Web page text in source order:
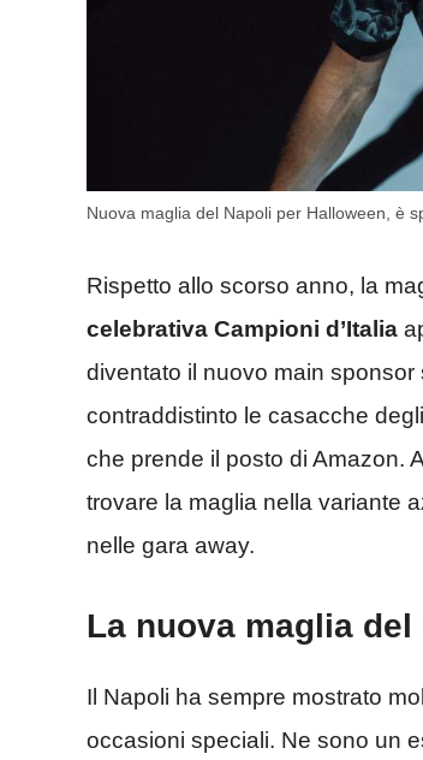
Nuova maglia del Napoli per Halloween, è
Rispetto allo scorso anno, la
celebrativa Campioni d’Italia
diventato il nuovo main
contraddistinto le casacche
che prende il posto di Amazon.
trovare la maglia nella variante
nelle gara away.
La nuova maglia
Il Napoli ha sempre mostrato
occasioni speciali. Ne sono un